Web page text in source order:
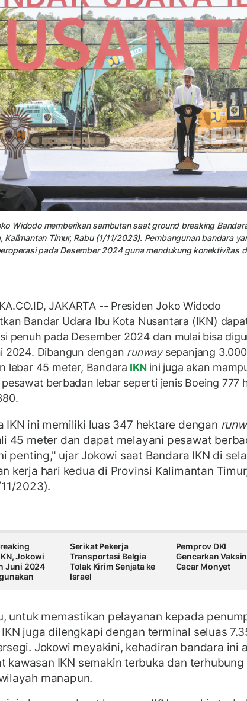
Widodo memberikan sambutan saat ground breaking
Kalimantan Timur, Rabu (1/11/2023). Pembangunan bandara
pada Desember 2024 guna mendukung konektivitas
JAKARTA -- Presiden Joko Widodo
Bandar Udara Ibu Kota Nusantara (IKN)
penuh pada Desember 2024 dan mulai bisa
2024. Dibangun dengan runwaysepanjang 3.000
lebar 45 meter, Bandara IKN ini juga akan
berbadan lebar seperti jenis Boeing 777
IKN ini memiliki luas 347 hektare dengan
45 meter dan dapat melayani pesawat
penting," ujar Jokowi saat Bandara IKN di sela
kerja hari kedua di Provinsi Kalimantan
2023).
Jokowi
Juni 2024
Serikat Pekerja
Transportasi Belgia
Tolak Kirim Senjata ke
Israel
Pemprov DKI
Gencarkan Vaksin
Cacar Monyet
untuk memastikan pelayanan kepada
juga dilengkapi dengan terminal seluas
Jokowi meyakini, kehadiran bandara ini
kawasan IKN semakin terbuka dan terhubung
manapun.